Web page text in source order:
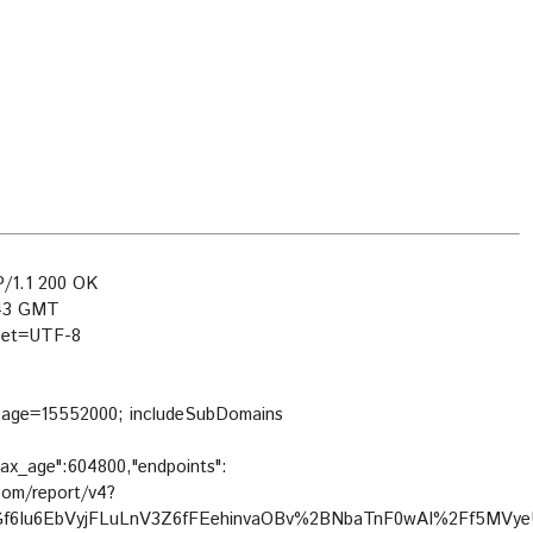
200 OK
GMT
8
includeSubDomains
report/v4?